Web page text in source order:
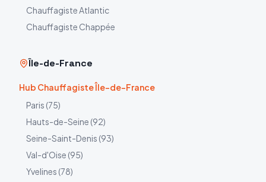
ChauffagisteAtlantic
Chauffagiste Chappée
Île-de-France
Hub Chauffagiste Île-de-France
Paris (75)
Hauts-de-Seine (92)
Seine-Saint-Denis (93)
Val-d'Oise (95)
Yvelines (78)